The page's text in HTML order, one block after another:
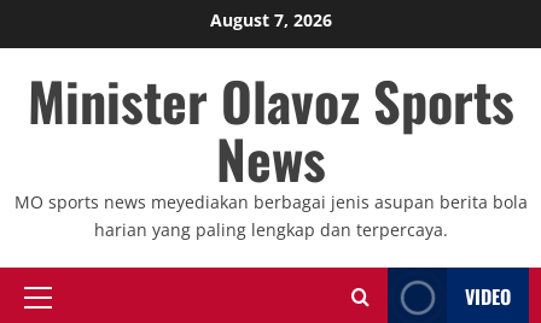
to
content
August 7, 2026
Minister Olavoz Sports
News
MO sports news meyediakan berbagai jenis asupan berita bola
harian yang paling lengkap dan terpercaya.
Primary
VIDEO